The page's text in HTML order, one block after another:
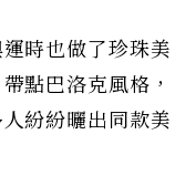
時也做了珍珠美
點巴洛克風格，
紛紛曬出同款美